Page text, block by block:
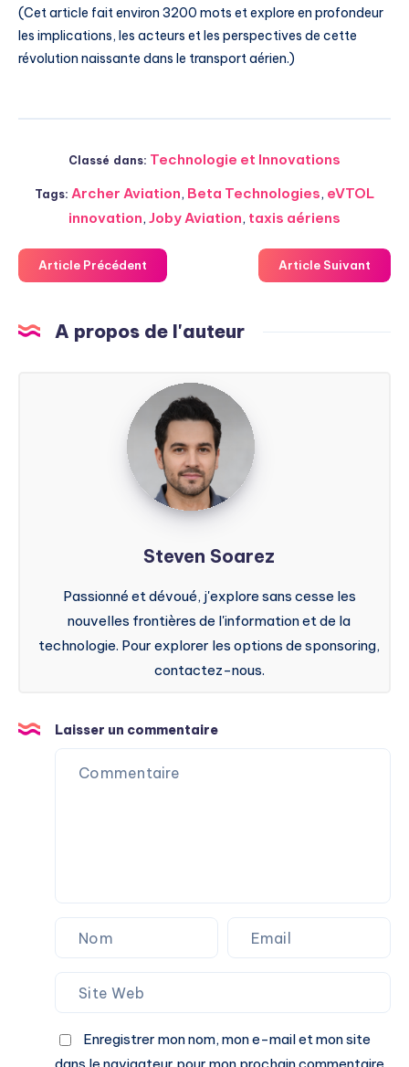
(Cet article fait environ 3200 mots et explore en profondeur
les implications, les acteurs et les perspectives de cette
révolution naissante dans le transport aérien.)
Classé dans: Technologie et Innovations
Tags: Archer Aviation, Beta Technologies, eVTOL
innovation, Joby Aviation, taxis aériens
Article Précédent Article Suivant
A propos de l'auteur
Steven
Soarez
Steven Soarez
Passionné et dévoué, j'explore sans cesse les
nouvelles frontières de l'information et de la
technologie. Pour explorer les options de sponsoring,
contactez-nous.
Laisser un commentaire
Enregistrer mon nom, mon e-mail et mon site